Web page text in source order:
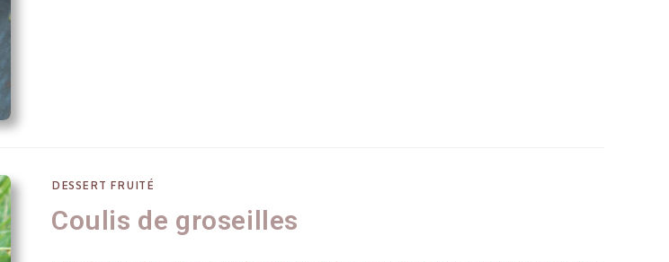
DESSERT FRUITÉ
Coulis de groseilles